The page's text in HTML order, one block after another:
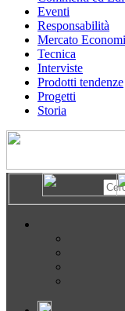
Eventi
Responsabilità
Mercato
Tecnica
Interviste
Prodotti tendenze
Progetti
Storia